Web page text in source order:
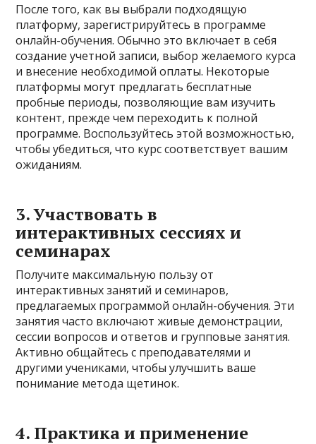
После того, как вы выбрали подходящую
платформу, зарегистрируйтесь в программе
онлайн-обучения. Обычно это включает в себя
создание учетной записи, выбор желаемого курса
и внесение необходимой оплаты. Некоторые
платформы могут предлагать бесплатные
пробные периоды, позволяющие вам изучить
контент, прежде чем переходить к полной
программе. Воспользуйтесь этой возможностью,
чтобы убедиться, что курс соответствует вашим
ожиданиям.
3. Участвовать в
интерактивных сессиях и
семинарах
Получите максимальную пользу от
интерактивных занятий и семинаров,
предлагаемых программой онлайн-обучения. Эти
занятия часто включают живые демонстрации,
сессии вопросов и ответов и групповые занятия.
Активно общайтесь с преподавателями и
другими учениками, чтобы улучшить ваше
понимание метода щетинок.
4. Практика и применение